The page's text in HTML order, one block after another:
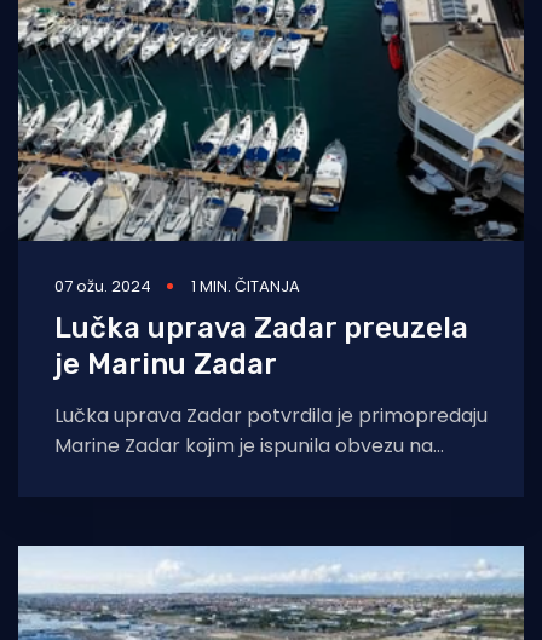
07 ožu. 2024 1 MIN. ČITANJA
Lučka uprava Zadar preuzela
je Marinu Zadar
Lučka uprava Zadar potvrdila je primopredaju
Marine Zadar kojim je ispunila obvezu na
Odluka je